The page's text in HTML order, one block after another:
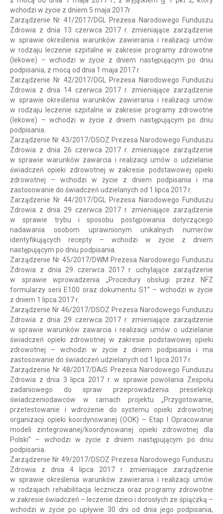
wchodzi w życie z dniem 5 maja 2017r.
Zarządzenie Nr 41/2017/DGL Prezesa Narodowego Funduszu
Zdrowia z dnia 13 czerwca 2017 r. zmieniające zarządzenie
w sprawie określenia warunków zawierania i realizacji umów
w rodzaju leczenie szpitalne w zakresie programy zdrowotne
(lekowe) – wchodzi w życie z dniem następującym po dniu
podpisania, z mocą od dnia 1 maja 2017 r.
Zarządzenie Nr 42/2017/DGL Prezesa Narodowego Funduszu
Zdrowia z dnia 14 czerwca 2017 r. zmieniające zarządzenie
w sprawie określenia warunków zawierania i realizacji umów
w rodzaju leczenie szpitalne w zakresie programy zdrowotne
(lekowe) – wchodzi w życie z dniem następującym po dniu
podpisania.
Zarządzenie Nr 43/2017/DSOZ Prezesa Narodowego Funduszu
Zdrowia z dnia 26 czerwca 2017 r. zmieniające zarządzenie
w sprawie warunków zawarcia i realizacji umów o udzielanie
świadczeń opieki zdrowotnej w zakresie podstawowej opieki
zdrowotnej – wchodzi w życie z dniem podpisania i ma
zastosowanie do świadczeń udzielanych od 1 lipca 2017 r.
Zarządzenie Nr 44/2017/DGL Prezesa Narodowego Funduszu
Zdrowia z dnia 29 czerwca 2017 r. zmieniające zarządzenie
w sprawie trybu i sposobu postępowania dotyczącego
nadawania osobom uprawnionym unikalnych numerów
identyfikujących recepty – wchodzi w życie z dniem
następującym po dniu podpisania.
Zarządzenie Nr 45/2017/DWM Prezesa Narodowego Funduszu
Zdrowia z dnia 29 czerwca 2017 r. uchylające zarządzenie
w sprawie wprowadzenia „Procedury obsługi przez NFZ
formularzy serii E100 oraz dokumentu S1” – wchodzi w życie
z dniem 1 lipca 2017 r.
Zarządzenie Nr 46/2017/DSOZ Prezesa Narodowego Funduszu
Zdrowia z dnia 29 czerwca 2017 r. zmieniające zarządzenie
w sprawie warunków zawarcia i realizacji umów o udzielanie
świadczeń opieki zdrowotnej w zakresie podstawowej opieki
zdrowotnej – wchodzi w życie z dniem podpisania i ma
zastosowanie do świadczeń udzielanych od 1 lipca 2017 r.
Zarządzenie Nr 48/2017/DAiS Prezesa Narodowego Funduszu
Zdrowia z dnia 3 lipca 2017 r. w sprawie powołania Zespołu
zadaniowego do spraw przeprowadzenia preselekcji
świadczeniodawców w ramach projektu „Przygotowanie,
przetestowanie i wdrożenie do systemu opieki zdrowotnej
organizacji opieki koordynowanej (OOK) – Etap I Opracowanie
modeli zintegrowanej/koordynowanej opieki zdrowotnej dla
Polski” – wchodzi w życie z dniem następującym po dniu
podpisania.
Zarządzenie Nr 49/2017/DSOZ Prezesa Narodowego Funduszu
Zdrowia z dnia 4 lipca 2017 r. zmieniające zarządzenie
w sprawie określenia warunków zawierania i realizacji umów
w rodzajach rehabilitacja lecznicza oraz programy zdrowotne
w zakresie świadczeń – leczenie dzieci i dorosłych ze śpiączką –
wchodzi w życie po upływie 30 dni od dnia jego podpisania,